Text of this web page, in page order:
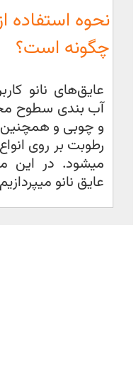
نحوه استفاده
چگونه است؟
عایق‌های نانو
آب بندی سطوح
و چوبی و
رطوبت بر روی
میشود. در این
عایق نانو